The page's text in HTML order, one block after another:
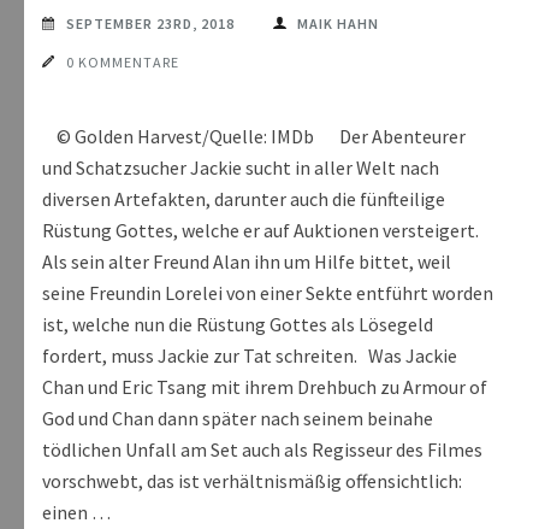
SEPTEMBER 23RD, 2018 MAIK HAHN
0 KOMMENTARE
© Golden Harvest/Quelle: IMDb Der Abenteurer
und Schatzsucher Jackie sucht in aller Welt nach
diversen Artefakten, darunter auch die fünfteilige
Rüstung Gottes, welche er auf Auktionen versteigert.
Als sein alter Freund Alan ihn um Hilfe bittet, weil
seine Freundin Lorelei von einer Sekte entführt worden
ist, welche nun die Rüstung Gottes als Lösegeld
fordert, muss Jackie zur Tat schreiten. Was Jackie
Chan und Eric Tsang mit ihrem Drehbuch zu Armour of
God und Chan dann später nach seinem beinahe
tödlichen Unfall am Set auch als Regisseur des Filmes
vorschwebt, das ist verhältnismäßig offensichtlich:
einen …